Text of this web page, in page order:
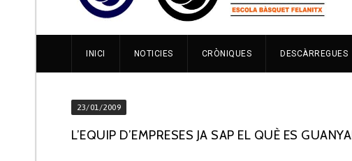
INICI NOTICIES CRÒNIQUES DESCÀRREGUES
23/01/2009
L’EQUIP D’EMPRESES JA SAP EL QUÈ ES